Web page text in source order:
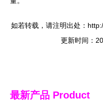
如若转载，请注明出处：
更新时间：
最新产品 Product